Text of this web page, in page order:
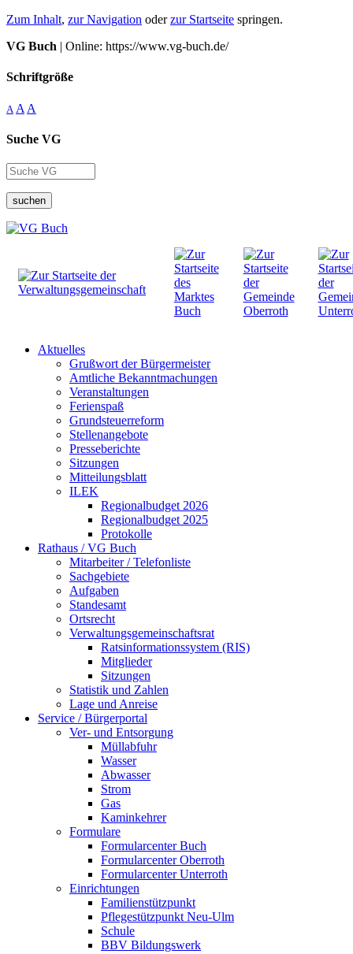
Zum Inhalt, zur Navigation oderzur Startseite springen.
VG Buch | Online: https://www.vg-buch.de/
Schriftgröße
A A A
Suche VG
suchen
Aktuelles
Grußwort der Bürgermeister
Amtliche Bekanntmachungen
Veranstaltungen
Ferienspaß
Grundsteuerreform
Stellenangebote
Presseberichte
Sitzungen
Mitteilungsblatt
ILEK
Regionalbudget 2026
Regionalbudget 2025
Protokolle
Rathaus / VG Buch
Mitarbeiter / Telefonliste
Sachgebiete
Aufgaben
Standesamt
Ortsrecht
Verwaltungsgemeinschaftsrat
Ratsinformationssystem (RIS)
Mitglieder
Sitzungen
Statistik und Zahlen
Lage und Anreise
Service / Bürgerportal
Ver- und Entsorgung
Müllabfuhr
Wasser
Abwasser
Strom
Gas
Kaminkehrer
Formulare
Formularcenter Buch
Formularcenter Oberroth
Formularcenter Unterroth
Einrichtungen
Familienstützpunkt
Pflegestützpunkt Neu-Ulm
Schule
BBV Bildungswerk